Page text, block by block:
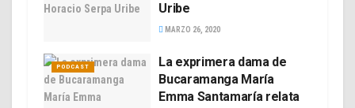
Uribe
MARZO 26, 2020
PODCAST
La exprimera dama de
Bucaramanga María
Emma Santamaría relata